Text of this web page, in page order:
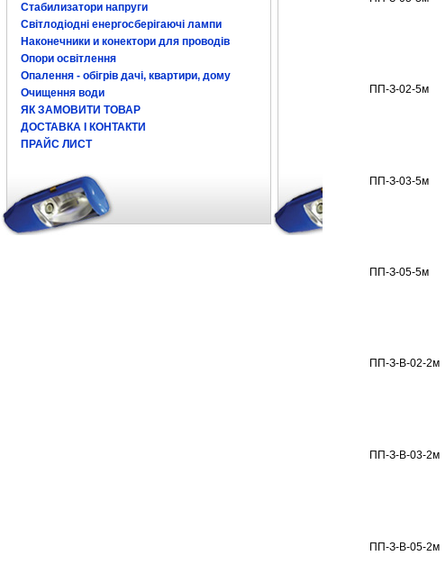
Стабилизатори напруги
Світлодіодні енергосберігаючі лампи
Наконечники и конектори для проводів
Опори освітлення
Опалення - обігрів дачі, квартири, дому
Очищення води
ЯК ЗАМОВИТИ ТОВАР
ДОСТАВКА І КОНТАКТИ
ПРАЙС ЛИСТ
ПП-З-02-5м
ПП-З-03-5м
ПП-З-05-5м
ПП-З-В-02-2м
ПП-З-В-03-2м
ПП-З-В-05-2м